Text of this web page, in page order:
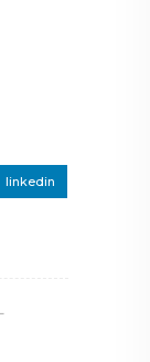
linkedin